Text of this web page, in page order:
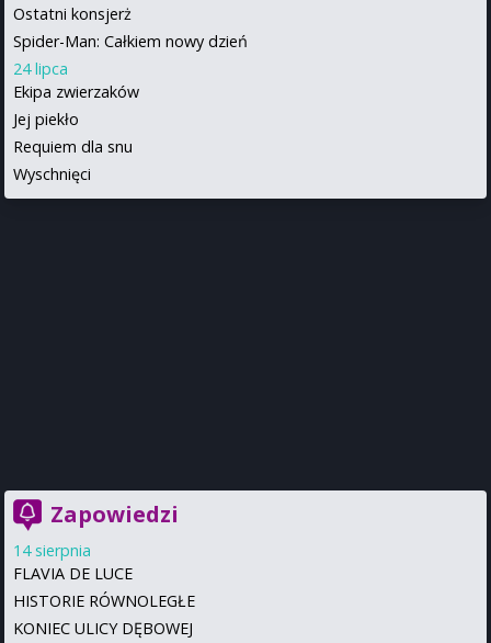
Ostatni konsjerż
Spider-Man: Całkiem nowy dzień
24 lipca
Ekipa zwierzaków
Jej piekło
Requiem dla snu
Wyschnięci
Zapowiedzi
14 sierpnia
FLAVIA DE LUCE
HISTORIE RÓWNOLEGŁE
KONIEC ULICY DĘBOWEJ